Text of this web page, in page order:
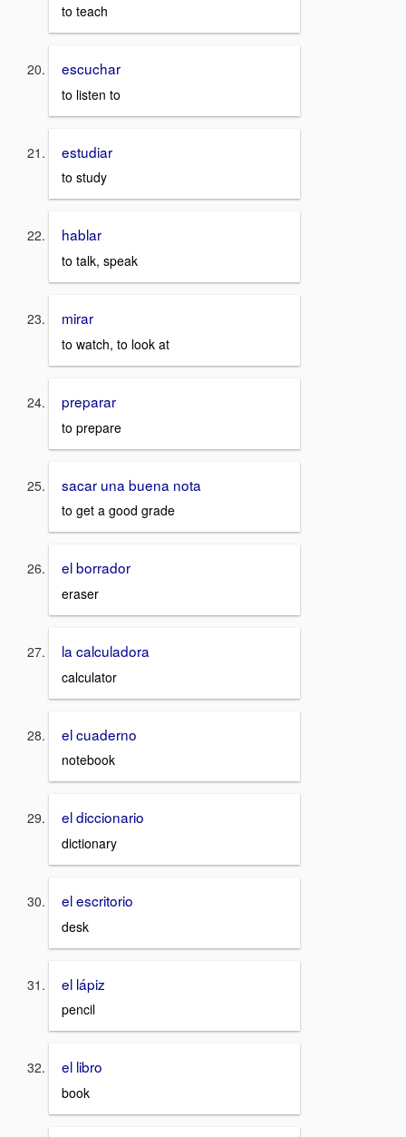
to teach
escuchar
to listen to
estudiar
to study
hablar
to talk, speak
mirar
to watch, to look at
preparar
to prepare
sacar una buena nota
to get a good grade
el borrador
eraser
la calculadora
calculator
el cuaderno
notebook
el diccionario
dictionary
el escritorio
desk
el lápiz
pencil
el libro
book